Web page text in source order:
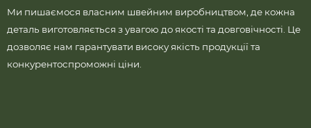
Ми пишаємося власним швейним виробництвом, де кожна
деталь виготовляється з увагою до якості та довговічності. Це
дозволяє нам гарантувати високу якість продукції та
конкурентоспроможні ціни.